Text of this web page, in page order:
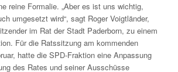
reine Formalie. „Aber es ist uns wichtig,
umgesetzt wird“, sagt Roger Voigtländer,
im Rat der Stadt Paderborn, zu einem
Für die Ratssitzung am kommenden
hatte die SPD-Fraktion eine Anpassung
des Rates und seiner Ausschüsse